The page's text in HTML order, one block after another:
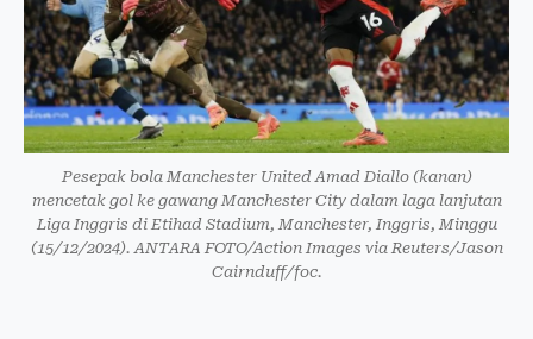
Pesepak bola Manchester United Amad Diallo (kanan)
mencetak gol ke gawang Manchester City dalam laga lanjutan
Liga Inggris di Etihad Stadium, Manchester, Inggris, Minggu
(15/12/2024). ANTARA FOTO/Action Images via Reuters/Jason
Cairnduff/foc.